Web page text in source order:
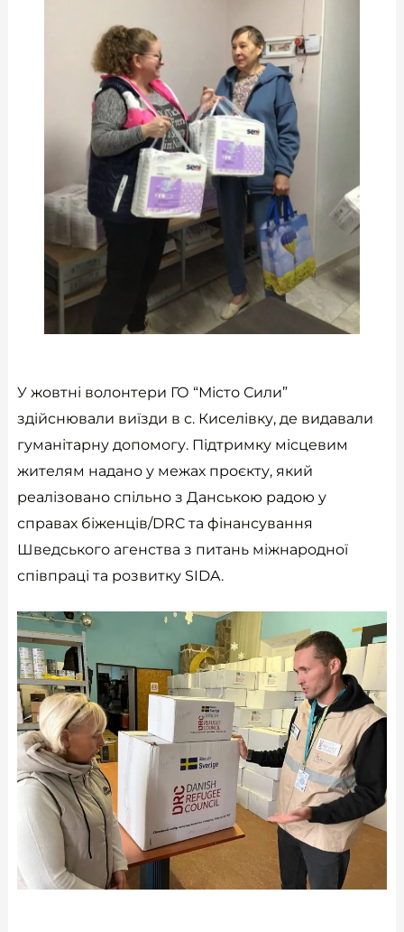
У жовтні волонтери ГО “Місто Сили”
здійснювали виїзди в с. Киселівку, де видавали
гуманітарну допомогу. Підтримку місцевим
жителям надано у межах проєкту, який
реалізовано спільно з Данською радою у
справах біженців/DRC та фінансування
Шведського агенства з питань міжнародної
співпраці та розвитку SIDA.